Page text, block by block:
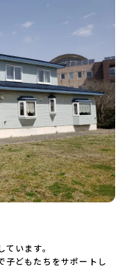
いてはこちらをご確
ラム主催：一般財団
＞「意志ある若者に
」というビジョンを
育事業団体です。日
学卒業後に地域の枠を
った地域・学校で1〜
域みらい留学」をはじ
つくり続けていま
力化プラットフォー
所在地：〒690-0842
BASE2階 その他所在
問い合わせ先担当：
「おためし地域留学
にて配信中！ぜひご
います。
子どもたちをサポートし